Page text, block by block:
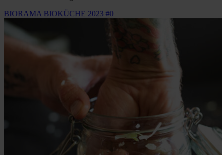
BIORAMA BIOKÜCHE 2023 #0